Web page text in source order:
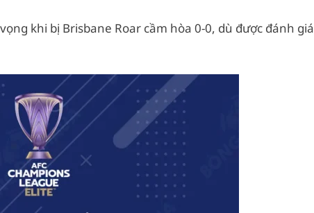
khi bị Brisbane Roar cầm hòa 0-0, dù được đánh giá